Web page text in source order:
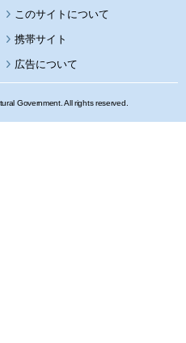
このサイトについて
携帯サイト
広告について
Government. All rights reserved.